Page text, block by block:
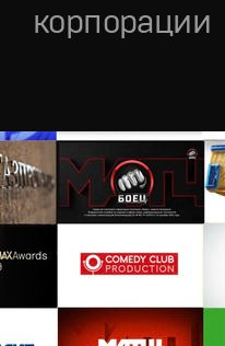
корпорации